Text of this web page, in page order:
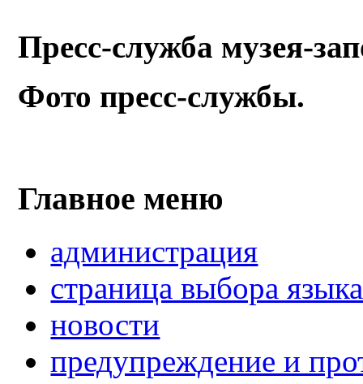
Пресс-служба музея-
Фото пресс-службы.
Главное меню
администрация
страница выбора языка
новости
предупреждение и